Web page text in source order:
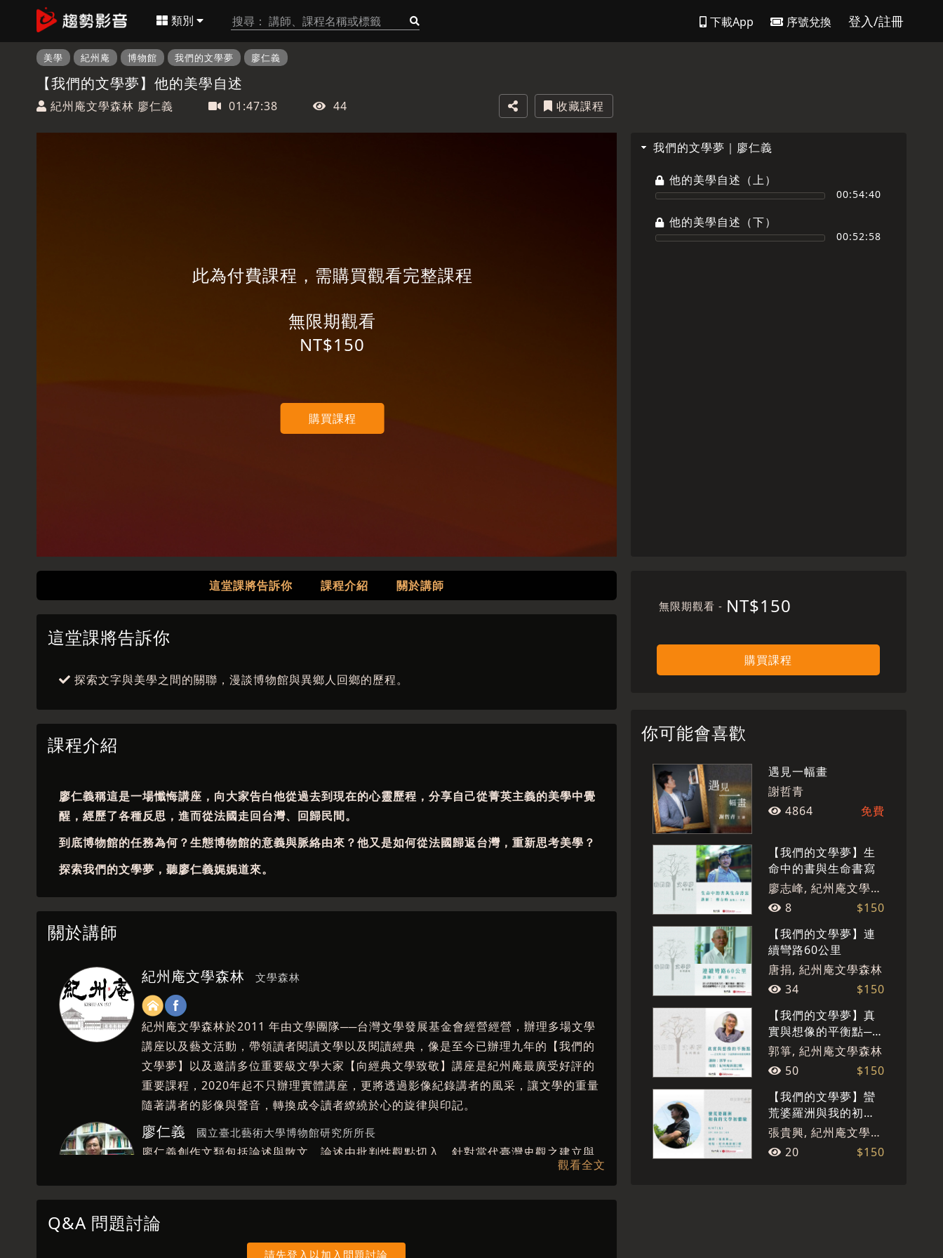
類別 下載App 序號兌換 登入/註冊
美學 紀州庵 博物館 我們的文學夢 廖仁義
【我們的文學夢】他的美學自述
紀州庵文學森林 廖仁義 01:47:38 44 收藏課程
此為付費課程，需購買觀看完整課程
無限期觀看
NT$150
購買課程
我們的文學夢｜廖仁義
他的美學自述（上）
00:54:40
他的美學自述（下）
00:52:58
這堂課將告訴你 課程介紹 關於講師
這堂課將告訴你
探索文字與美學之間的關聯，漫談博物館與異鄉人回鄉的歷程。
課程介紹
廖仁義稱這是一場懺悔講座，向大家告白他從過去到現在的心靈歷程，分享自己從菁英主義的美學中覺
醒，經歷了各種反思，進而從法國走回台灣、回歸民間。
到底博物館的任務為何？生態博物館的意義與脈絡由來？他又是如何從法國歸返台灣，重新思考美學？
探索我們的文學夢，聽廖仁義娓娓道來。
關於講師
紀州庵文學森林 文學森林
紀州庵文學森林於2011 年由文學團隊──台灣文學發展基金會經營經營，辦理多場文學
講座以及藝文活動，帶領讀者閱讀文學以及閱讀經典，像是至今已辦理九年的【我們的
文學夢】以及邀請多位重要級文學大家【向經典文學致敬】講座是紀州庵最廣受好評的
重要課程，2020年起不只辦理實體講座，更將透過影像紀錄講者的風采，讓文學的重量
隨著講者的影像與聲音，轉換成令讀者繚繞於心的旋律與印記。
廖仁義 國立臺北藝術大學博物館研究所所長
廖仁義創作文類包括論述與散文。論述由批判性觀點切入，針對當代臺灣史觀之建立與
史料呈現，探索戰後臺灣文化之成型與演變。散文則以「美」為核心，自各種媒材諸如
觀看全文
Q&A 問題討論
請先登入以加入問題討論
無限期觀看 - NT$150
購買課程
你可能會喜歡
遇見一幅畫
謝哲青
4864
免費
【我們的文學夢】生
命中的書與生命書寫
廖志峰, 紀州庵文學森
林 8
$150
【我們的文學夢】連
續彎路60公里
唐捐, 紀州庵文學森林
34
$150
【我們的文學夢】真
實與想像的平衡點──
正史與小說、小說與
劇本的檔案轉換
郭箏, 紀州庵文學森林
50
$150
【我們的文學夢】蠻
荒婆羅洲與我的初體
驗
張貴興, 紀州庵文學森
林 20 $150